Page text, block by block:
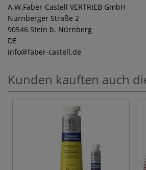
A.W.Faber-Castell VERTRIEB GmbH
Nürnberger Straße 2
90546 Stein b. Nürnberg
DE
info@faber-castell.de
Kunden kauften auch